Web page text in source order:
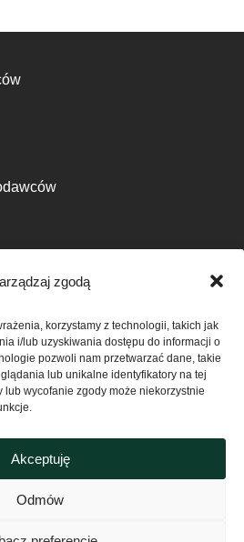
zgodą
korzystamy z technologii, takich jak
i/lub uzyskiwania dostępu do informacji o
pozwoli nam przetwarzać dane, takie
lub unikalne identyfikatory na tej
lub wycofanie zgody może niekorzystnie
Akceptuję
Odmów
serwisu